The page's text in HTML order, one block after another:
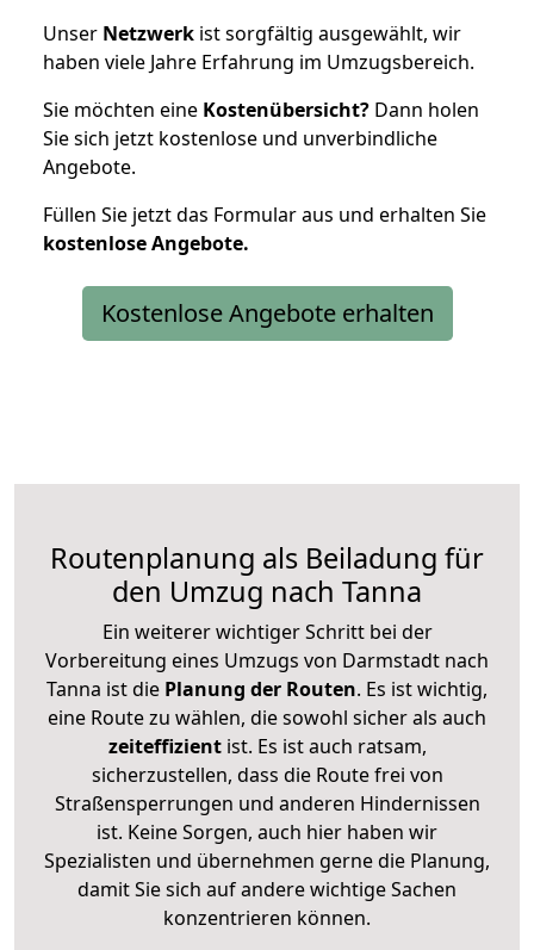
Unser Netzwerk ist sorgfältig ausgewählt, wir
haben viele Jahre Erfahrung im Umzugsbereich.
Sie möchten eine Kostenübersicht? Dann holen
Sie sich jetzt kostenlose und unverbindliche
Angebote.
Füllen Sie jetzt das Formular aus und erhalten Sie
kostenloseAngebote.
Kostenlose Angebote erhalten
Routenplanung als Beiladung für
den Umzug nach Tanna
Ein weiterer wichtiger Schritt bei der
Vorbereitung eines Umzugs von Darmstadt nach
Tanna ist die Planung der Routen. Es ist wichtig,
eine Route zu wählen, die sowohl sicher als auch
zeiteffizientist. Es ist auch ratsam,
sicherzustellen, dass die Route frei von
Straßensperrungen und anderen Hindernissen
ist. Keine Sorgen, auch hier haben wir
Spezialisten und übernehmen gerne die Planung,
damit Sie sich auf andere wichtige Sachen
konzentrieren können.